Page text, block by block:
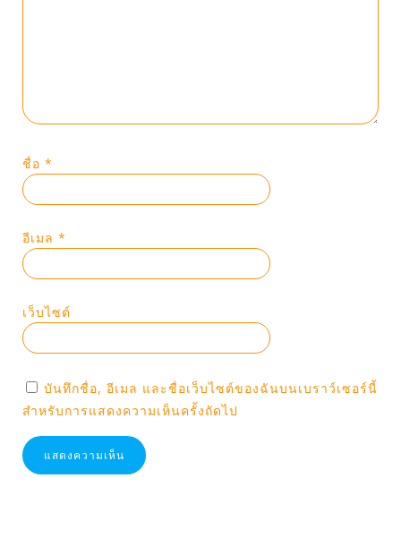
ชื่อ *
อีเมล *
เว็บไซต์
บันทึกชื่อ, อีเมล และชื่อเว็บไซต์ของฉันบนเบราว์เซอร์นี้
สำหรับการแสดงความเห็นครั้งถัดไป